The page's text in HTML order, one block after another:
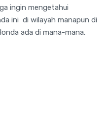
ingin mengetahui
ini di wilayah manapun di
ada di mana-mana.